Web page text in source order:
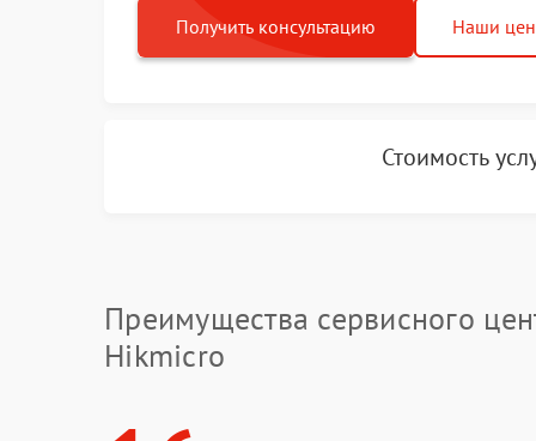
Получить консультацию Наши
Стоимость
Преимущества сервисного
Hikmicro